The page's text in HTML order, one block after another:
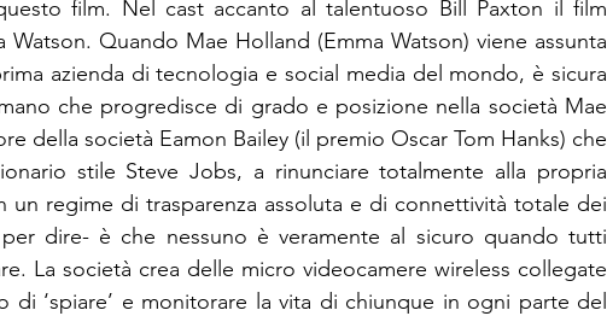
film. Nel cast accanto al talentuoso Bill Paxton il film
Watson. Quando Mae Holland (Emma Watson) viene assunta
azienda di tecnologia e social media del mondo, è sicura
che progredisce di grado e posizione nella società Mae
della società Eamon Bailey (il premio Oscar Tom Hanks) che
stile Steve Jobs, a rinunciare totalmente alla propria
un regime di trasparenza assoluta e di connettività totale dei
dire- è che nessuno è veramente al sicuro quando tutti
La società crea delle micro videocamere wireless collegate
di ‘spiare’ e monitorare la vita di chiunque in ogni parte del